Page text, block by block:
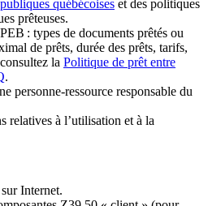
québécoises et des politiques
prêteuses.
: types de documents prêtés ou
de prêts, durée des prêts, tarifs,
la Politique de prêt entre
.
personne-ressource responsable du
relatives à l’utilisation et à la
Internet.